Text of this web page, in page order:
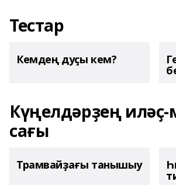
Тестар
Кемдең дуҫы кем?
Күңелдәрҙең
сағы
Трамвайҙағы танышыу